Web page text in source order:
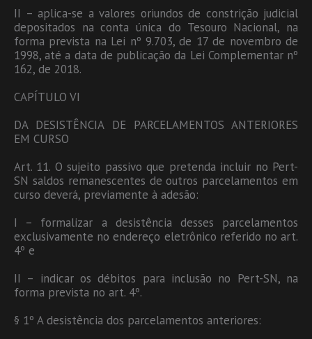
II – aplica-se a valores oriundos de constrição judicial
depositados na conta única do Tesouro Nacional, na
forma prevista na Lei nº 9.703, de 17 de novembro de
1998, até a data de publicação da Lei Complementar nº
162, de 2018.
CAPÍTULO VI
DA DESISTÊNCIA DE PARCELAMENTOS ANTERIORES
EM CURSO
Art. 11. O sujeito passivo que pretenda incluir no Pert-
SN saldos remanescentes de outros parcelamentos em
curso deverá, previamente à adesão:
I – formalizar a desistência desses parcelamentos
exclusivamente no endereço eletrônico referido no art.
4º e
II – indicar os débitos para inclusão no Pert-SN, na
forma prevista no art. 4º.
§ 1º A desistência dos parcelamentos anteriores: